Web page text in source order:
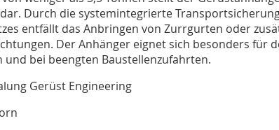
dar. Durch die systemintegrierte
entfällt das Anbringen von Zurrgurten oder
Der Anhänger eignet sich besonders für
und bei beengten Baustellenzufahrten.
Gerüst Engineering